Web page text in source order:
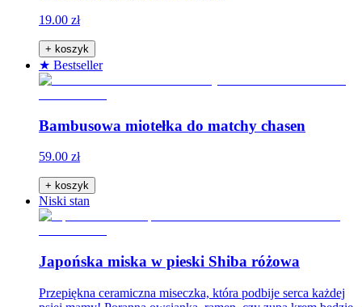
19.00 zł
+ koszyk
★ Bestseller
Bambusowa miotełka do matchy chasen
59.00 zł
+ koszyk
Niski stan
Japońska miska w pieski Shiba różowa
Przepiękna ceramiczna miseczka, która podbije serca każdej